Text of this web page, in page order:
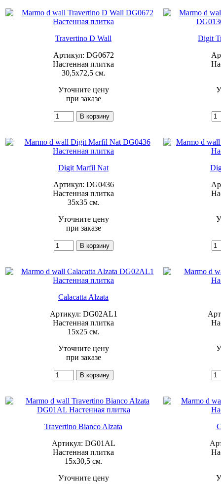
Travertino D Wall
Артикул: DG0672
Настенная плитка
30,5x72,5 см.
Уточните цену
при заказе
Digit
Digit Marfil Nat
Артикул: DG0436
Настенная плитка
35x35 см.
Уточните цену
при заказе
Calacatta Alzata
Артикул: DG02AL1
Настенная плитка
15x25 см.
Уточните цену
при заказе
Travertino Bianco Alzata
Артикул: DG01AL
Настенная плитка
15x30,5 см.
Уточните цену